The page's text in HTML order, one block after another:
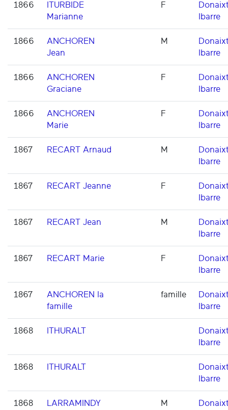
1866
ITURBIDE
Marianne
F
Ibarre
1866
ANCHOREN
Jean
M
Ibarre
1866
ANCHOREN
Graciane
F
Ibarre
1866
ANCHOREN
Marie
F
Ibarre
1867 RECART Arnaud M
Ibarre
1867 RECART Jeanne F
Ibarre
1867 RECART Jean M
Ibarre
1867 RECART Marie F
Ibarre
1867
ANCHOREN la
famille
famille
Ibarre
1868 ITHURALT
Ibarre
1868 ITHURALT
Ibarre
1868
LARRAMINDY
M